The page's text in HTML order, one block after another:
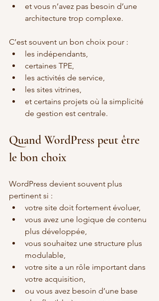
et vous n’avez pas besoin d’une
architecture trop complexe.
C’est souvent un bon choix pour :
les indépendants,
certaines TPE,
les activités de service,
les sites vitrines,
et certains projets où la simplicité
de gestion est centrale.
Quand WordPress peut être
le bon choix
WordPress devient souvent plus
pertinent si :
votre site doit fortement évoluer,
vous avez une logique de contenu
plus développée,
vous souhaitez une structure plus
modulable,
votre site a un rôle important dans
votre acquisition,
ou vous avez besoin d’une base